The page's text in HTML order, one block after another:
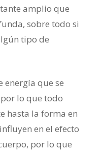
amplio que
sobre todo si
tipo de
energía que se
lo que todo
hasta la forma en
en el efecto
por lo que